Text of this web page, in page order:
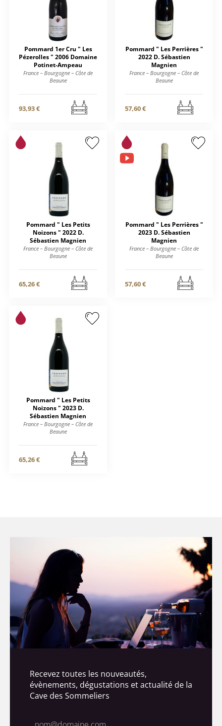
Pommard 1er Cru " Les
Pézerolles " 2006 Domaine
Potinet-Ampeau
France – Bourgogne – Côte de
Beaune
93,93 €
Pommard " Les Perrières "
2022 D. Sébastien
Magnien
France – Bourgogne – Côte de
Beaune
57,60 €
Pommard " Les Petits
Noizons " 2022 D.
Sébastien Magnien
France – Bourgogne – Côte de
Beaune
65,26 €
Pommard " Les Perrières "
2023 D. Sébastien
Magnien
France – Bourgogne – Côte de
Beaune
57,60 €
Pommard " Les Petits
Noizons " 2023 D.
Sébastien Magnien
France – Bourgogne – Côte de
Beaune
65,26 €
Recevez toutes les nouveautés,
évènements, dégustations et actualité de la
Cave des Sommeliers